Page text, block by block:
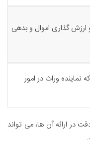
گذاری اموال و بدهی
وراث در امور
در ارائه آن ها، می تواند